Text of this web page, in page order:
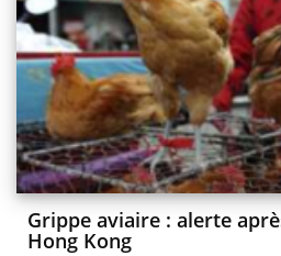
Grippe aviaire : alerte
Hong Kong